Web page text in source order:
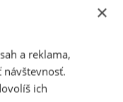
×
a reklama,
návštevnosť.
ich